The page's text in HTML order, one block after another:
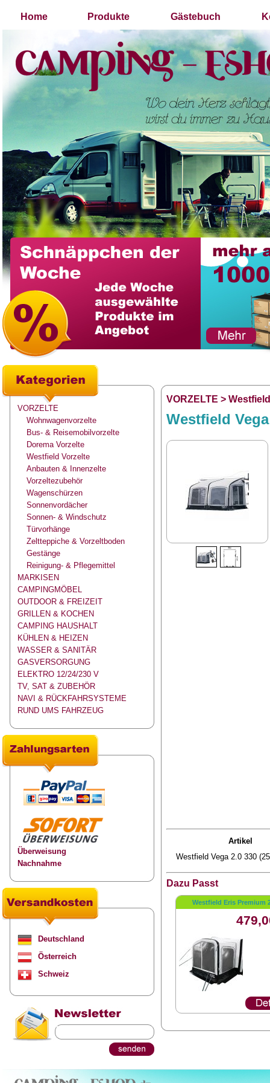
Home Produkte Gästebuch
VORZELTE
Wohnwagenvorzelte
Bus- & Reisemobilvorzelte
Dorema Vorzelte
Westfield Vorzelte
Anbauten & Innenzelte
Vorzeltezubehör
Wagenschürzen
Sonnenvordächer
Sonnen- & Windschutz
Türvorhänge
Zeltteppiche & Vorzeltboden
Gestänge
Reinigung- & Pflegemittel
MARKISEN
CAMPINGMÖBEL
OUTDOOR & FREIZEIT
GRILLEN & KOCHEN
CAMPING HAUSHALT
KÜHLEN & HEIZEN
WASSER & SANITÄR
GASVERSORGUNG
ELEKTRO 12/24/230 V
TV, SAT & ZUBEHÖR
NAVI & RÜCKFAHRSYSTEME
RUND UMS FAHRZEUG
Überweisung
Nachnahme
Deutschland
Österreich
Schweiz
VORZELTE >
Westfield
Artikel
Westfield Vega 2.0 330
Dazu Passt
Westfield Eris Premium